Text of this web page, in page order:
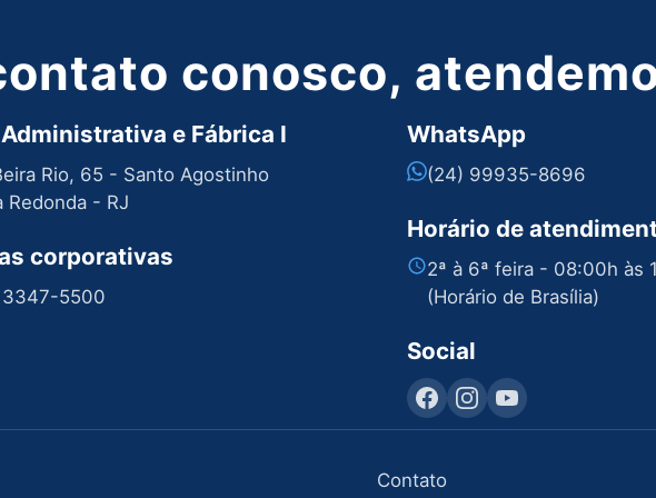
conosco,
e Fábrica I
Rio, 65 - Santo Agostinho
Redonda - RJ
corporativas
5500
WhatsApp
(24) 99935-8696
Horário de
2ª à 6ª feira - 08:00h às
(Horário de Brasília)
Social
Contato